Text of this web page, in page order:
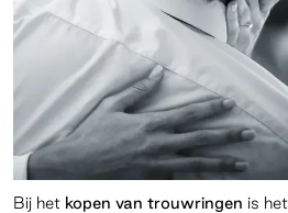
Bij het kopen van trouwringen is